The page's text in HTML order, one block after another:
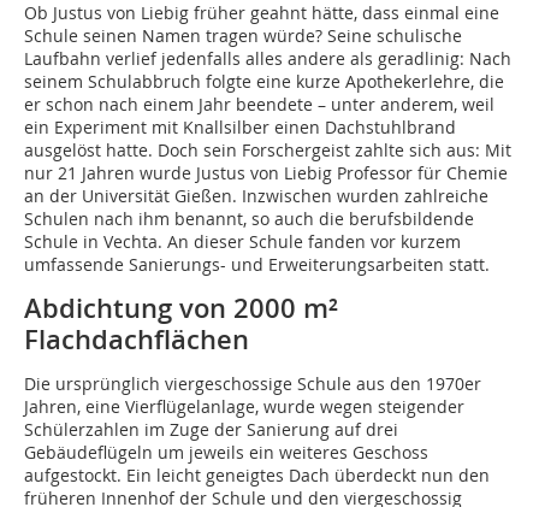
Ob Justus von Liebig früher geahnt hätte, dass einmal eine
Schule seinen Namen tragen würde? Seine schulische
Laufbahn verlief jedenfalls alles andere als geradlinig: Nach
seinem Schulabbruch folgte eine kurze Apothekerlehre, die
er schon nach einem Jahr beendete – unter anderem, weil
ein Experiment mit Knallsilber einen Dachstuhlbrand
ausgelöst hatte. Doch sein Forschergeist zahlte sich aus: Mit
nur 21 Jahren wurde Justus von Liebig Professor für Chemie
an der Universität Gießen. Inzwischen wurden zahlreiche
Schulen nach ihm benannt, so auch die berufsbildende
Schule in Vechta. An dieser Schule fanden vor kurzem
umfassende Sanierungs- und Erweiterungsarbeiten statt.
Abdichtung von 2000 m²
Flachdachflächen
Die ursprünglich viergeschossige Schule aus den 1970er
Jahren, eine Vierflügelanlage, wurde wegen steigender
Schülerzahlen im Zuge der Sanierung auf drei
Gebäudeflügeln um jeweils ein weiteres Geschoss
aufgestockt. Ein leicht geneigtes Dach überdeckt nun den
früheren Innenhof der Schule und den viergeschossig